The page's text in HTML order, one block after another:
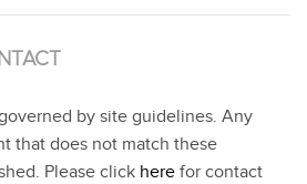
by site guidelines. Any
that does not match these
Please click here for contact